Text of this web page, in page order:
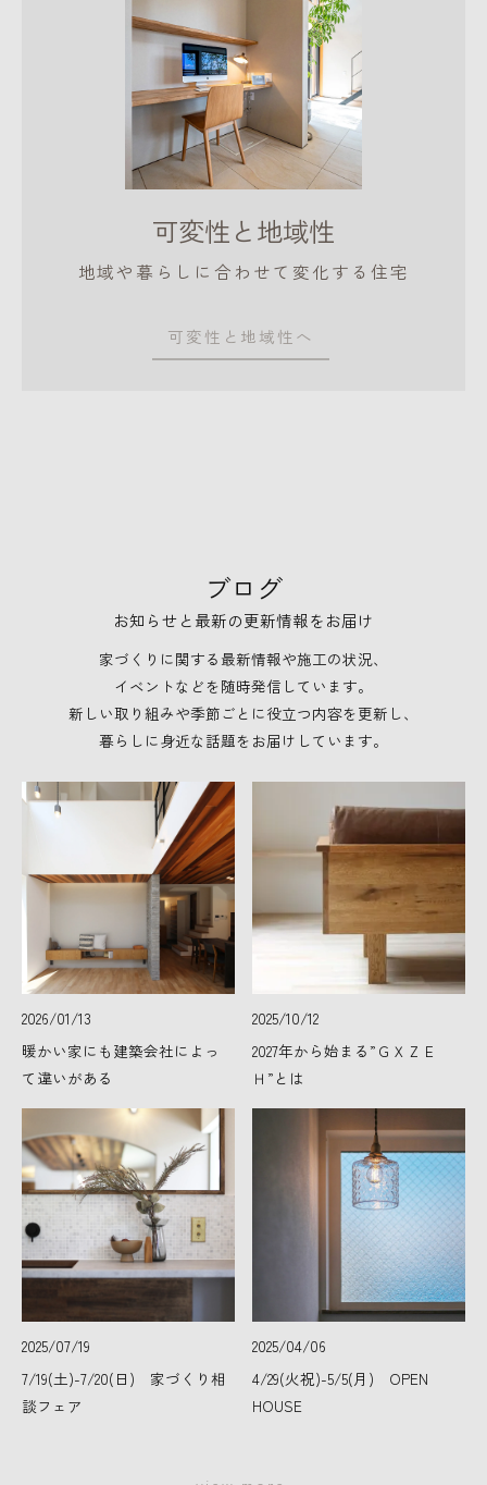
可変性と地域性
地域や暮らしに合わせて変化する住宅
可変性と地域性へ
お知らせと最新の更新情報をお届け
ブログ
家づくりに関する最新情報や施工の状況、
イベントなどを随時発信しています。
新しい取り組みや季節ごとに役立つ内容を更新し、
暮らしに身近な話題をお届けしています。
2026/01/13
暖かい家にも建築会社によっ
て違いがある
2025/10/12
2027年から始まる”ＧＸＺＥ
Ｈ”とは
2025/07/19
7/19(土)-7/20(日) 家づくり相
談フェア
2025/04/06
4/29(火祝)-5/5(月) OPEN
HOUSE
お問い合わせはこちら